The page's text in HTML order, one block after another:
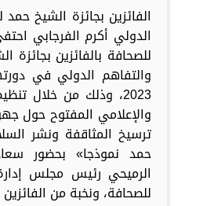
الفائزين بجائزة الشيخ حمد
الدولي أكرم الفرجابي
للصحافة بالفائزين بجائزة
والتفاهم الدولي في
2023، وذلك من خلال
والإعلامي المفتوح حول
ترسيخ المثاقفة ونشر
حمد نموذجا» بحضور
الرميحي رئيس مجلس
للصحافة، ونخبة من